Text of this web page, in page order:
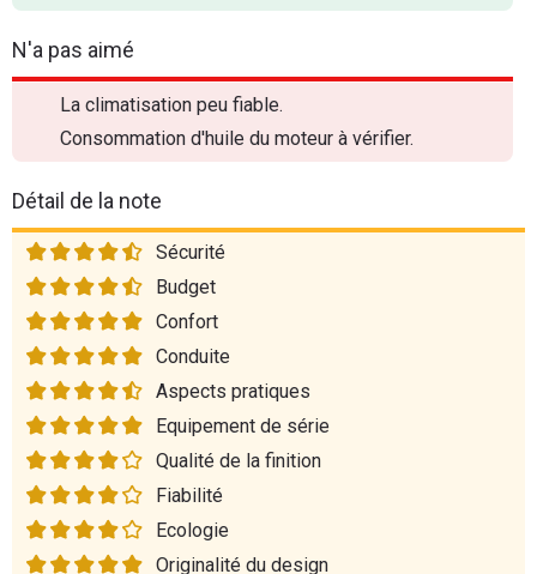
N'a pas aimé
La climatisation peu fiable.
Consommation d'huile du moteur à vérifier.
Détail de la note
Sécurité
Budget
Confort
Conduite
Aspects pratiques
Equipement de série
Qualité de la finition
Fiabilité
Ecologie
Originalité du design